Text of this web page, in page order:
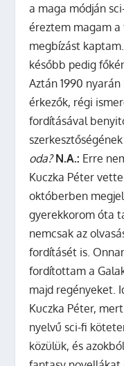
a maga módján
éreztem magam
megbízást
később pedig
Aztán 1990 nyarán
érkezők, régi
fordításával
oda? N.A.: Erre
Kuczka Péter
októberben
gyerekkorom óta
nemcsak az
fordításét is.
fordítottam a
majd regényeket.
Kuczka Péter,
nyelvű sci-fi
közülük, és